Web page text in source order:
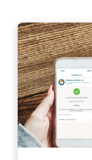
Περισσότερα